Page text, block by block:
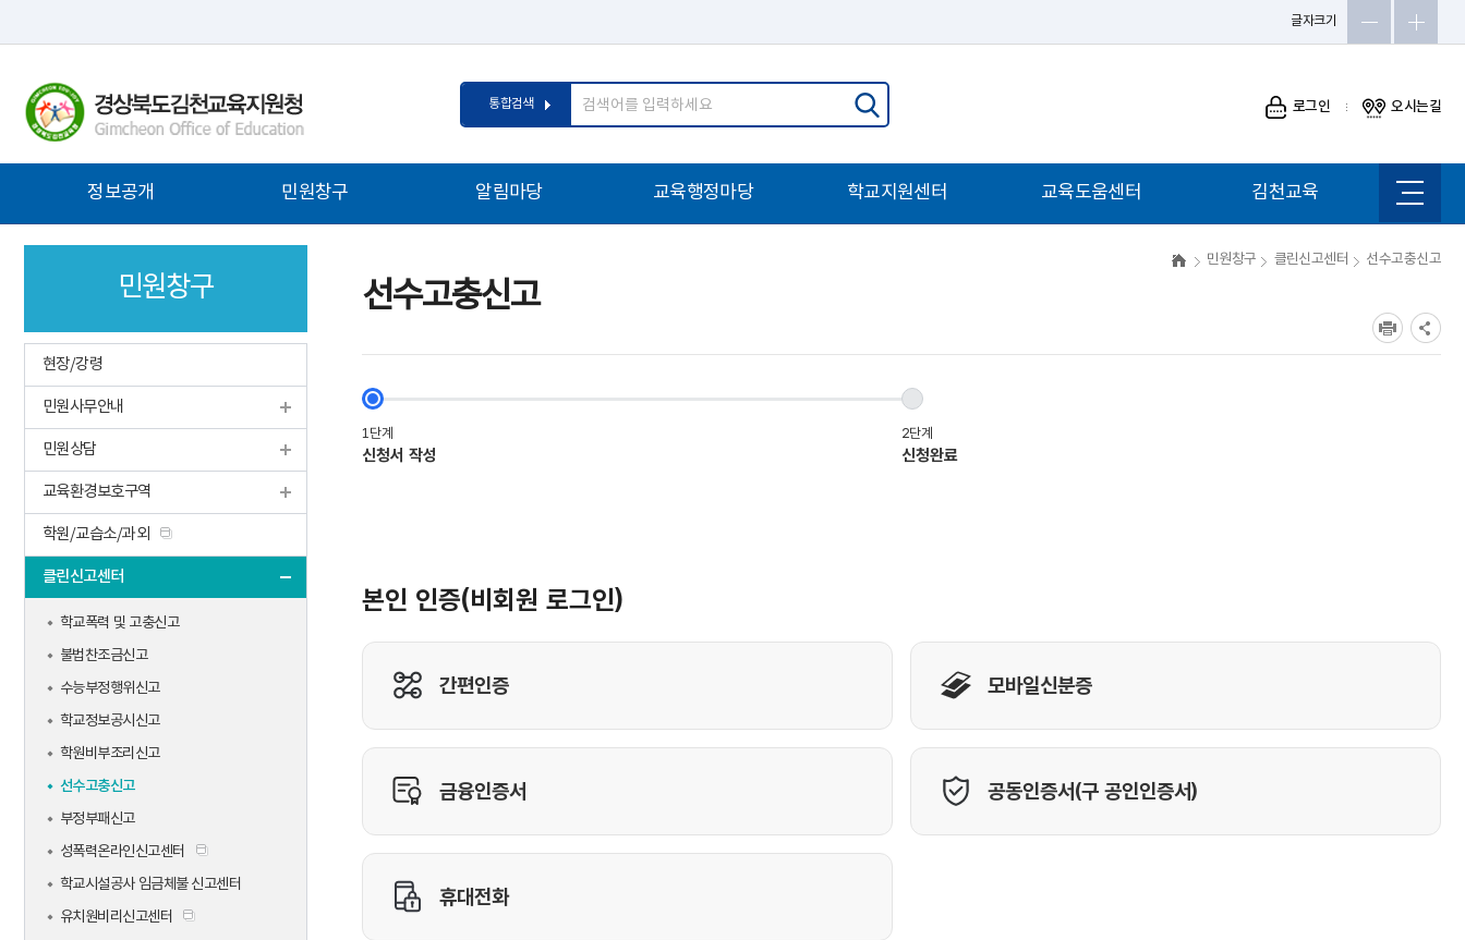
글자크기
로그인 오시는길
통합검색
합
색
뉴
사이트
맵
정보공개 민원창구 알림마당 교육행정마당 학교지원센터 교육도움센터 김천교육
민원창구
현장/강령
민원사무안내
민원상담
교육환경보호구역
학원/교습소/과외
클린신고센터
학교폭력 및 고충신고
불법찬조금신고
수능부정행위신고
학교정보공시신고
학원비부조리신고
선수고충신고
부정부패신고
성폭력온라인신고센터
학교시설공사 임금체불 신고센터
유치원비리신고센터
민원창구 클린신고센터 선수고충신고
선수고충신고